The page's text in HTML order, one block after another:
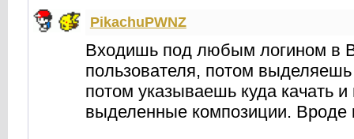
PikachuPWNZ
Входишь под любым логином в
пользователя, потом
потом указываешь куда качать
выделенные композиции. Вроде